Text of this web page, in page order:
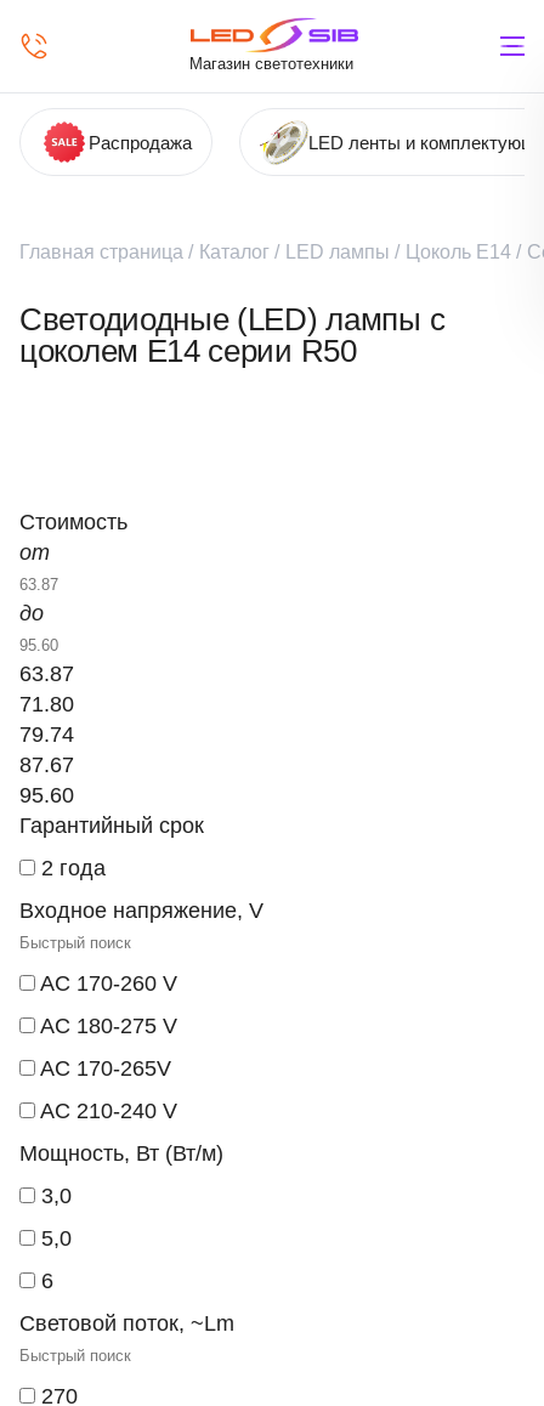
Магазин светотехники
Распродажа LED ленты и
Главная страница / Каталог / LED лампы / Цоколь Е14 /
Светодиодные (LED) лампы с
цоколем Е14 серии R50
Стоимость
от
до
63.87
71.80
79.74
87.67
95.60
Гарантийный срок
2 года
Входное напряжение, V
AC 170-260 V
AC 180-275 V
AC 170-265V
AC 210-240 V
Мощность, Вт (Вт/м)
3,0
5,0
6
Световой поток, ~Lm
270